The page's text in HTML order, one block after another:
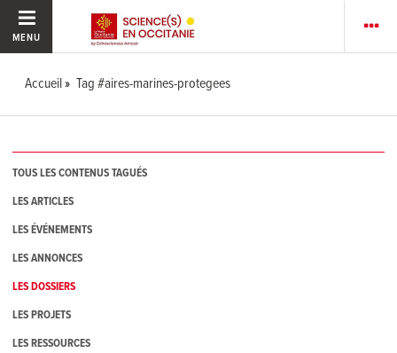
MENU
Accueil Tag #aires-marines-protegees
TOUS LES CONTENUS TAGUÉS
LES ARTICLES
LES ÉVÉNEMENTS
LES ANNONCES
LES DOSSIERS
LES PROJETS
LES RESSOURCES